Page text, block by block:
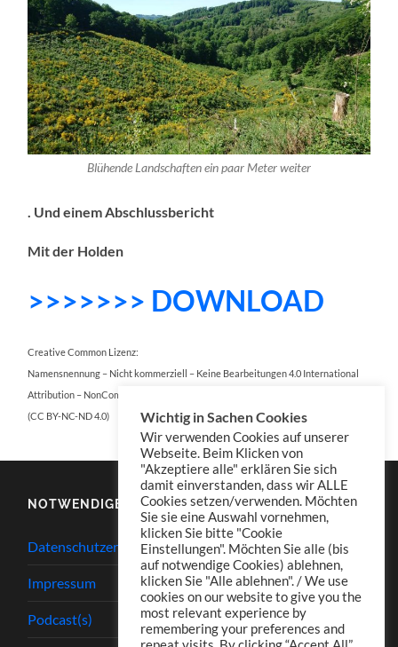
Blühende Landschaften ein paar Meter weiter
. Und einem Abschlussbericht
Mit der Holden
>>>>>>> DOWNLOAD
Creative Common Lizenz:
Namensnennung – Nicht kommerziell – Keine Bearbeitungen 4.0 International
Attribution – NonCommercial – NoDerivatives 4.0 International
(CC BY-NC-ND 4.0)
NOTWENDIGES
Datenschutzerklärung
Impressum
Podcast(s)
Wichtig in Sachen Cookies
Wir verwenden Cookies auf unserer
Webseite. Beim Klicken von
"Akzeptiere alle" erklären Sie sich
damit einverstanden, dass wir ALLE
Cookies setzen/verwenden. Möchten
Sie sie eine Auswahl vornehmen,
klicken Sie bitte "Cookie
Einstellungen". Möchten Sie alle (bis
auf notwendige Cookies) ablehnen,
klicken Sie "Alle ablehnen". / We use
cookies on our website to give you the
most relevant experience by
remembering your preferences and